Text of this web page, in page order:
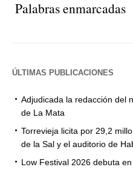
Palabras enmarcadas
ÚLTIMAS PUBLICACIONES
Adjudicada la redacción del
de La Mata
Torrevieja licita por 29,2
de la Sal y el auditorio de
Low Festival 2026 debuta